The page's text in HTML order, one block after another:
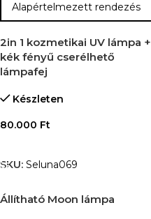
2in 1 kozmetikai UV lámpa +
kék fényű cserélhető
lámpafej
Készleten
80.000 Ft
SKU: Seluna069
Állítható Moon lámpa